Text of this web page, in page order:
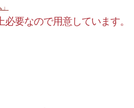
要なので用意しています。